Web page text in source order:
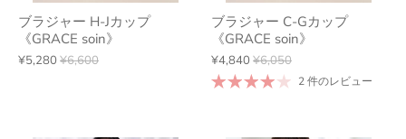
ブラジャー H-Jカップ
《GRACE soin》
¥5,280 ¥6,600
ブラジャー C-Gカップ
《GRACE soin》
¥4,840 ¥6,050
2 件のレビュー